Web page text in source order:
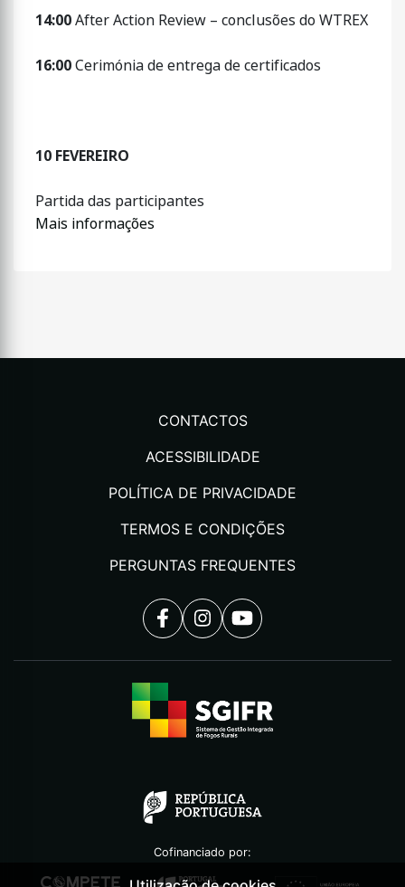
14:00After Action Review – conclusões do WTREX
16:00Cerimónia de entrega de certificados
10 FEVEREIRO
Partida das participantes
Mais informações
CONTACTOS
ACESSIBILIDADE
POLÍTICA DE PRIVACIDADE
TERMOS E CONDIÇÕES
PERGUNTAS FREQUENTES
Cofinanciado por: